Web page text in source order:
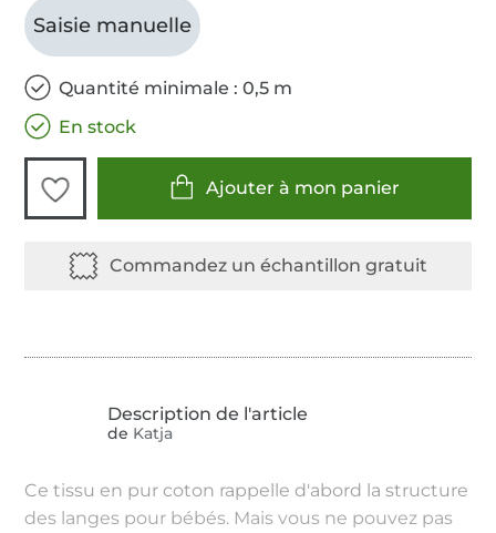
Saisie manuelle
Quantité minimale : 0,5 m
En stock
Ajouter à mon panier
de Katja
Ce tissu en pur coton rappelle d'abord la structure
des langes pour bébés. Mais vous ne pouvez pas